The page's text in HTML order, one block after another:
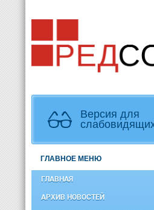
Версия для
ГЛАВНОЕ МЕНЮ
ГЛАВНАЯ
АРХИВ НОВОСТЕЙ